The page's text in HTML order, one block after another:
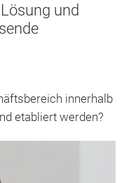
und
innerhalb
etabliert werden?